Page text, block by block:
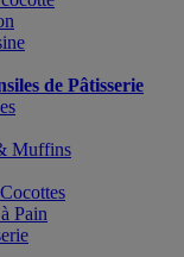
de Pâtisserie
Muffins
Pain